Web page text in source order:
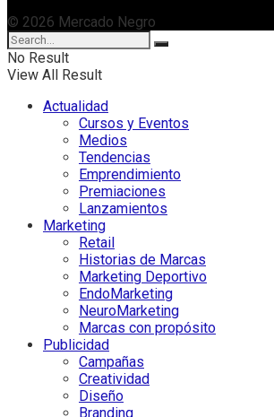
© 2026 Mercado Negro
No Result
View All Result
Actualidad
Cursos y Eventos
Medios
Tendencias
Emprendimiento
Premiaciones
Lanzamientos
Marketing
Retail
Historias de Marcas
Marketing Deportivo
EndoMarketing
NeuroMarketing
Marcas con propósito
Publicidad
Campañas
Creatividad
Diseño
Branding